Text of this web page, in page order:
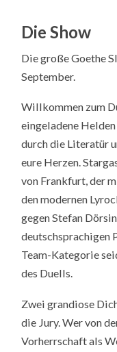
Die Show
Die große Goethe
September.
Willkommen zum
eingeladene
durch die Literatür
eure Herzen.
von Frankfurt, der
den modernen
gegen Stefan
deutschsprachigen
Team-Kategorie
des Duells.
Zwei grandiose
die Jury. Wer von
Vorherrschaft als